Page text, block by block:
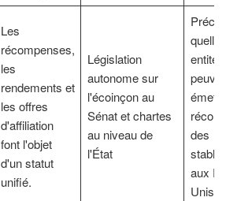
Les
récompenses,
les
rendements et
les offres
d'affiliation
font l'objet
d'un statut
unifié.
Législation
autonome sur
l'écoinçon au
Sénat et chartes
au niveau de
l'État
quelles
entités
des
aux
Unis.